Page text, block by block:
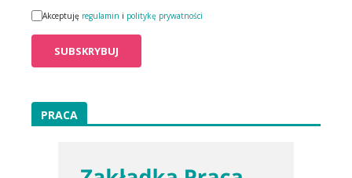
Akceptuję regulamin i politykę prywatności
PRACA